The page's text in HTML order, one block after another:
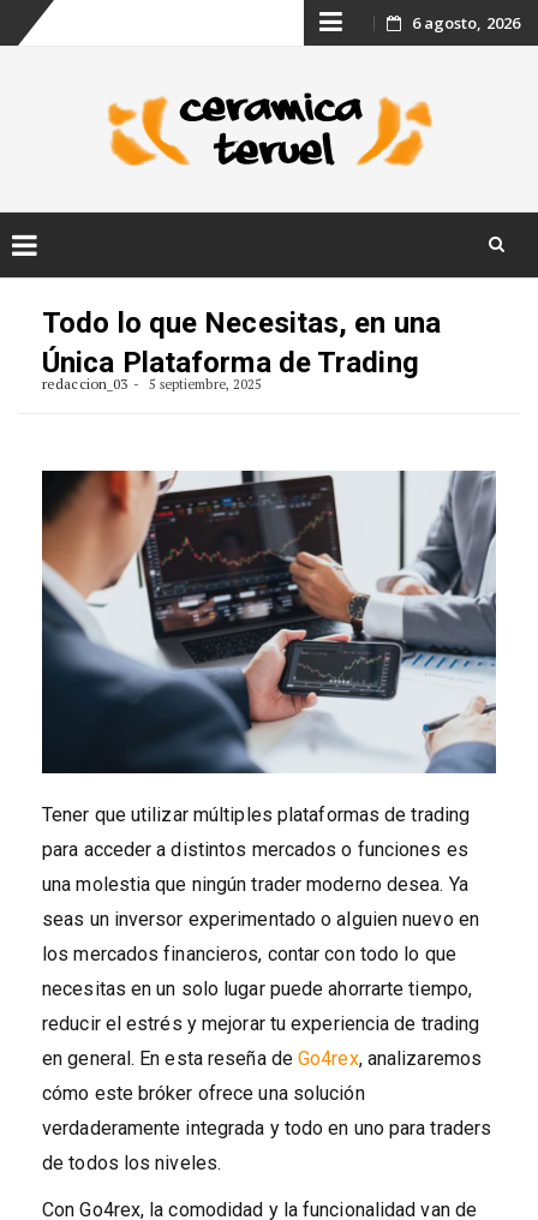
Skip
content
6 agosto, 2026
content
Todo lo que Necesitas, en una
Única Plataforma de Trading
redaccion_03 5 septiembre, 2025
Tener que utilizar múltiples plataformas de trading
para acceder a distintos mercados o funciones es
una molestia que ningún trader moderno desea. Ya
seas un inversor experimentado o alguien nuevo en
los mercados financieros, contar con todo lo que
necesitas en un solo lugar puede ahorrarte tiempo,
reducir el estrés y mejorar tu experiencia de trading
en general. En esta reseña deGo4rex, analizaremos
cómo este bróker ofrece una solución
verdaderamente integrada y todo en uno para traders
de todos los niveles.
Con Go4rex, la comodidad y la funcionalidad van de